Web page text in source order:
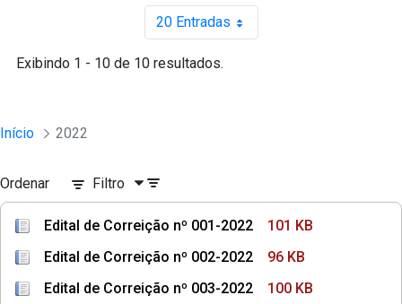
20 EntradasPor página
Exibindo 1 - 10 de 10 resultados.
Início 2022
Ordenar Filtro
Edital de Correição nº 001-2022
101 KB
Edital de Correição nº 002-2022
96 KB
Edital de Correição nº 003-2022
100 KB